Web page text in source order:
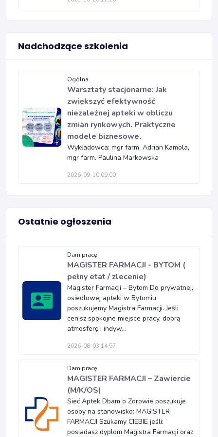
Nadchodzące szkolenia
Ogólna
Warsztaty stacjonarne: Jak
zwiększyć efektywność
niezależnej apteki w obliczu
zmian rynkowych. Praktyczne
modele biznesowe.
Wykładowca: mgr farm. Adrian Kamola,
mgr farm. Paulina Markowska
2026-09-10 09:00
Ostatnie ogłoszenia
Dam pracę
MAGISTER FARMACJI - BYTOM (
pełny etat / zlecenie)
Magister Farmacji – Bytom Do prywatnej,
osiedlowej apteki w Bytomiu
poszukujemy Magistra Farmacji. Jeśli
cenisz spokojne miejsce pracy, dobrą
atmosferę i indyw...
2026-08-03 14:57
Dam pracę
MAGISTER FARMACJI – Zawiercie
(M/K/OS)
Sieć Aptek Dbam o Zdrowie poszukuje
osoby na stanowisko: MAGISTER
FARMACJI Szukamy CIEBIE jeśli:
posiadasz dyplom Magistra Farmacji oraz